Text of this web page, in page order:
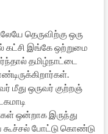
தெருவிற்கு ஒரு
கட்சி இங்கே ஒற்றுமை
தமிழ்நாட்டை
மீது ஒருவர் குற்றஞ்
ஒன்றாக இருந்து
கூச்சல் போட்டு கொண்டு